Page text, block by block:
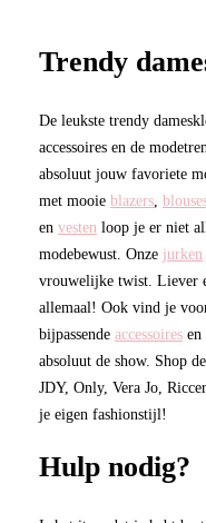
Trendy
De leukste trendy
accessoires en de
absoluut jouw favoriete
met mooie blazers
en vesten loop je er niet
modebewust. Onze jurken
vrouwelijke twist. Liever
allemaal! Ook vind je
bijpassende accessoires en
absoluut de show. Shop
JDY, Only, Vera Jo,
je eigen fashionstijl!
Hulp nodig?